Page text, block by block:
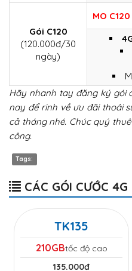
Gói C120
(120.000đ/30
ngày)
MO C120
Hãy nhanh tay đăng ký gói
nay để rinh về ưu đãi thoải
cả tháng nhé. Chúc quý
công.
Tags:
CÁC GÓI CƯỚC 4G
TK135
210GBtốc độ cao
135.000đ